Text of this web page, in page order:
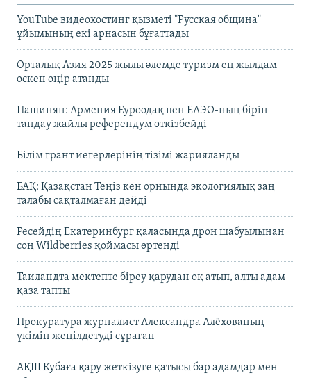
YouTube видеохостинг қызметі "Русская община"
ұйымының екі арнасын бұғаттады
Орталық Азия 2025 жылы әлемде туризм ең жылдам
өскен өңір атанды
Пашинян: Армения Еуроодақ пен ЕАЭО-ның бірін
таңдау жайлы референдум өткізбейді
Білім грант иегерлерінің тізімі жарияланды
БАҚ: Қазақстан Теңіз кен орнында экологиялық заң
талабы сақталмаған дейді
Ресейдің Екатеринбург қаласында дрон шабуылынан
соң Wildberries қоймасы өртенді
Таиландта мектепте біреу қарудан оқ атып, алты адам
қаза тапты
Прокуратура журналист Александра Алёхованың
үкімін жеңілдетуді сұраған
АҚШ Кубаға қару жеткізуге қатысы бар адамдар мен